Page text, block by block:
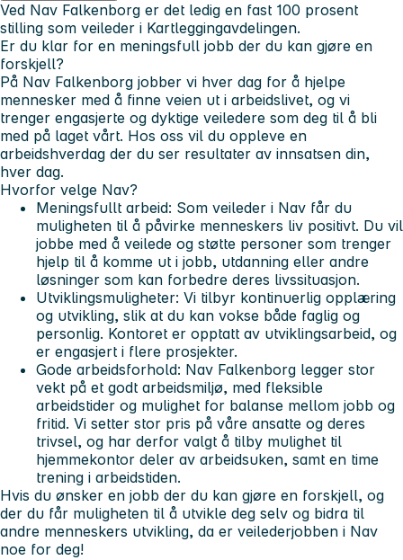
Ved Nav Falkenborg er det ledig en fast 100 prosent
stilling som veileder i Kartleggingavdelingen.
Er du klar for en meningsfull jobb der du kan gjøre en
forskjell?
På Nav Falkenborg jobber vi hver dag for å hjelpe
mennesker med å finne veien ut i arbeidslivet, og vi
trenger engasjerte og dyktige veiledere som deg til å bli
med på laget vårt. Hos oss vil du oppleve en
arbeidshverdag der du ser resultater av innsatsen din,
hver dag.
Hvorfor velge Nav?
Meningsfullt arbeid: Som veileder i Nav får du
muligheten til å påvirke menneskers liv positivt. Du vil
jobbe med å veilede og støtte personer som trenger
hjelp til å komme ut i jobb, utdanning eller andre
løsninger som kan forbedre deres livssituasjon.
Utviklingsmuligheter: Vi tilbyr kontinuerlig opplæring
og utvikling, slik at du kan vokse både faglig og
personlig. Kontoret er opptatt av utviklingsarbeid, og
er engasjert i flere prosjekter.
Gode arbeidsforhold: Nav Falkenborg legger stor
vekt på et godt arbeidsmiljø, med fleksible
arbeidstider og mulighet for balanse mellom jobb og
fritid. Vi setter stor pris på våre ansatte og deres
trivsel, og har derfor valgt å tilby mulighet til
hjemmekontor deler av arbeidsuken, samt en time
trening i arbeidstiden.
Hvis du ønsker en jobb der du kan gjøre en forskjell, og
der du får muligheten til å utvikle deg selv og bidra til
andre menneskers utvikling, da er veilederjobben i Nav
noe for deg!